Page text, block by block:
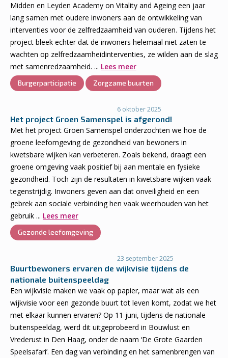
Midden en Leyden Academy on Vitality and Ageing een jaar
lang samen met oudere inwoners aan de ontwikkeling van
interventies voor de zelfredzaamheid van ouderen. Tijdens het
project bleek echter dat de inwoners helemaal niet zaten te
wachten op zelfredzaamheidinterventies, ze wilden aan de slag
met samenredzaamheid. ... Lees meer
Burgerparticipatie Zorgzame buurten
6 oktober 2025
Het project Groen Samenspel is afgerond!
Met het project Groen Samenspel onderzochten we hoe de
groene leefomgeving de gezondheid van bewoners in
kwetsbare wijken kan verbeteren. Zoals bekend, draagt een
groene omgeving vaak positief bij aan mentale en fysieke
gezondheid. Toch zijn de resultaten in kwetsbare wijken vaak
tegenstrijdig. Inwoners geven aan dat onveiligheid en een
gebrek aan sociale verbinding hen vaak weerhouden van het
gebruik ... Lees meer
Gezonde leefomgeving
23 september 2025
Buurtbewoners ervaren de wijkvisie tijdens de
nationale buitenspeeldag
Een wijkvisie maken we vaak op papier, maar wat als een
wijkvisie voor een gezonde buurt tot leven komt, zodat we het
met elkaar kunnen ervaren? Op 11 juni, tijdens de nationale
buitenspeeldag, werd dit uitgeprobeerd in Bouwlust en
Vrederust in Den Haag, onder de naam ‘De Grote Gaarden
Speelsafari’. Een dag van verbinding en het samenbrengen van